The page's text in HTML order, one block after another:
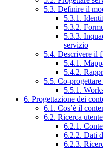
5.3. Definire il
5.3.1.
5.3.2.
5.3.3.
servizio
5.4. Descrivere il
5.4.1.
5.4.2.
5.5. Co-
5.5.1.
6. Progettazione dei
6.1. Cos’è il
6.2. Ricerca
6.2.1.
6.2.2. Dati
6.2.3.